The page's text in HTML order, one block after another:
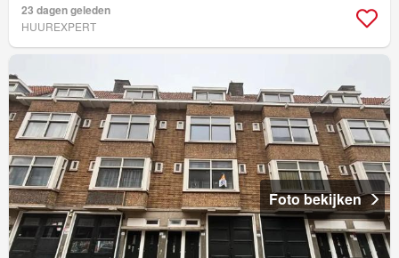
23 dagen geleden
HUUREXPERT
Foto bekijken